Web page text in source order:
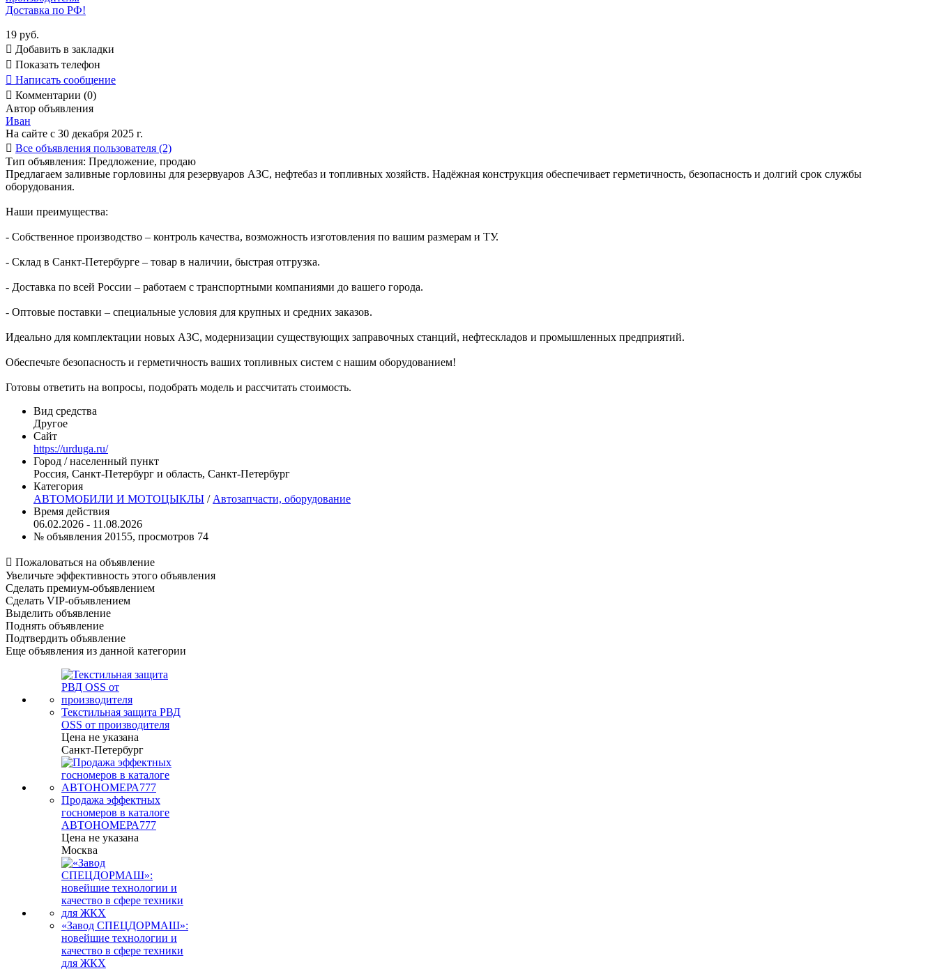
19 руб.
 Добавить в закладки
 Показать телефон
 Написать сообщение
 Комментарии (0)
Автор объявления
Иван
На сайте с 30 декабря 2025 г.
 Все объявления пользователя (2)
Тип объявления: Предложение, продаю
Предлагаем заливные горловины для резервуаров АЗС, нефтебаз и топливных хозяйств. Надёжная конструкция обеспечивает герметичность, безопасность и долгий срок службы
оборудования.
Наши преимущества:
- Собственное производство – контроль качества, возможность изготовления по вашим размерам и ТУ.
- Склад в Санкт-Петербурге – товар в наличии, быстрая отгрузка.
- Доставка по всей России – работаем с транспортными компаниями до вашего города.
- Оптовые поставки – специальные условия для крупных и средних заказов.
Идеально для комплектации новых АЗС, модернизации существующих заправочных станций, нефтескладов и промышленных предприятий.
Обеспечьте безопасность и герметичность ваших топливных систем с нашим оборудованием!
Готовы ответить на вопросы, подобрать модель и рассчитать стоимость.
Вид средства
Другое
Сайт
https://urduga.ru/
Город / населенный пункт
Россия, Санкт-Петербург и область, Санкт-Петербург
Категория
АВТОМОБИЛИ И МОТОЦЫКЛЫ / Автозапчасти, оборудование
Время действия
06.02.2026 - 11.08.2026
№ объявления 20155, просмотров 74
 Пожаловаться на объявление
Увеличьте эффективность этого объявления
Сделать премиум-объявлением
Сделать VIP-объявлением
Выделить объявление
Поднять объявление
Подтвердить объявление
Еще объявления из данной категории
Текстильная защита РВД
OSS от производителя
Цена не указана
Санкт-Петербург
Продажа эффектных
госномеров в каталоге
АВТОНОМЕРА777
Цена не указана
Москва
«Завод СПЕЦДОРМАШ»:
новейшие технологии и
качество в сфере техники
для ЖКХ